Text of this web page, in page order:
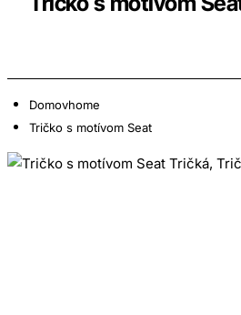
Domovhome
Tričko s motívom Seat